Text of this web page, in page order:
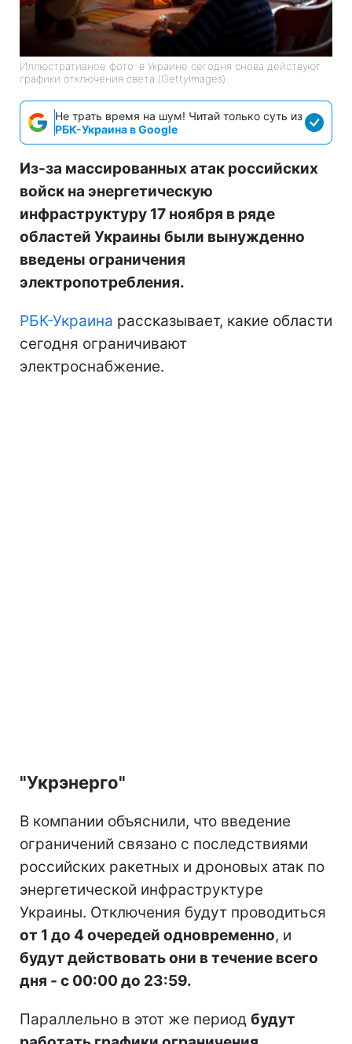
Иллюстративное фото: в Украине сегодня снова действуют
графики отключения света (GettyImages)
Не трать время на шум! Читай только суть из
РБК-Украина в Google
Из-за массированных атак российских
войск на энергетическую
инфраструктуру 17 ноября в ряде
областей Украины были вынужденно
введены ограничения
электропотребления.
РБК-Украина рассказывает, какие области
сегодня ограничивают
электроснабжение.
"Укрэнерго"
В компании объяснили, что введение
ограничений связано с последствиями
российских ракетных и дроновых атак по
энергетической инфраструктуре
Украины. Отключения будут проводиться
от 1 до 4 очередей одновременно, и
будут действовать они в течение всего
дня - с 00:00 до 23:59.
Параллельно в этот же период будут